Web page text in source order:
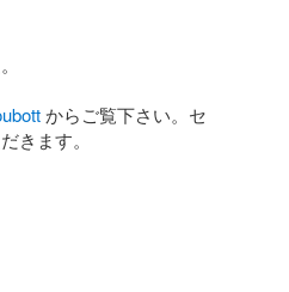
からご覧下さい。セ
きます。